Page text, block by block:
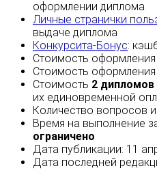
оформлении диплома
Личные странички
выдаче диплома
Конкурсита-Бонус:
Стоимость
Стоимость
Стоимость 2 дипломов
их единовременной
Количество вопросов
Время на выполнение
ограничено
Дата публикации: 11
Дата последней